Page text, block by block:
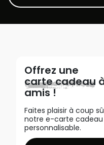
Offrez une
carte cadeau
amis !
Faites plaisir à coup
notre e-carte cadeau
personnalisable.